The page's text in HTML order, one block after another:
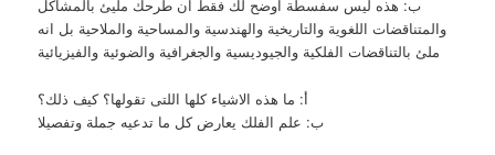
ب: هذه ليس سفسطة اوضح لك فقط ان طرحك مليئ بالمشاكل
والمتناقضات اللغوية والتاريخية والهندسية والمساحية والملاحية بل انه
ملئ بالتناقضات الفلكية والجيوديسية والجغرافية والضوئية والفيزيائية
أ: ما هذه الاشياء كلها اللتى تقولها؟ كيف ذلك؟
ب: علم الفلك يعارض كل ما تدعيه جملة وتفصيلا